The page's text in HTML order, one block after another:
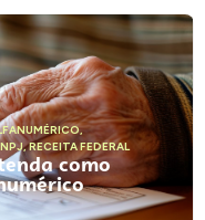
,
,RECEITA FEDERAL
como